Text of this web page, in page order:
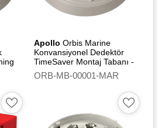
Apollo Orbis Marine
Konvansiyonel Dedektör
TimeSaver Montaj Tabanı -
Continuity Switch
ORB-MB-00001-MAR